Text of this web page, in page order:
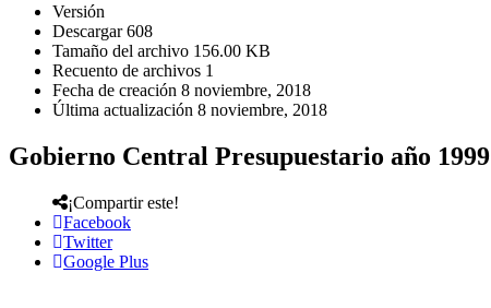
Versión
Descargar608
Tamaño del archivo 156.00 KB
Recuento de archivos 1
Fecha de creación 8 noviembre, 2018
Última actualización 8 noviembre, 2018
Gobierno Central Presupuestario año 1999
¡Compartir este!
Facebook
Twitter
Google Plus